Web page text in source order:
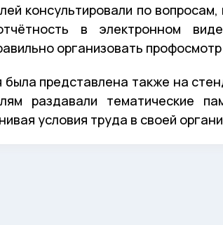
консультировали по
в электронном
организовать
представлена также на
раздавали тематические
условия труда в своей